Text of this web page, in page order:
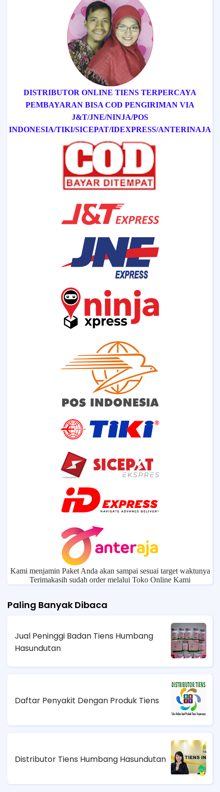
DISTRIBUTOR ONLINE TIENS TERPERCAYA
PEMBAYARAN BISA COD PENGIRIMAN VIA
J&T/JNE/NINJA/POS
INDONESIA/TIKI/SICEPAT/IDEXPRESS/ANTERINAJA
Kami menjamin Paket Anda akan sampai sesuai target waktunya
Terimakasih sudah order melalui Toko Online Kami
Paling Banyak Dibaca
Jual Peninggi Badan Tiens Humbang
Hasundutan
Daftar Penyakit Dengan Produk Tiens
Distributor Tiens Humbang Hasundutan